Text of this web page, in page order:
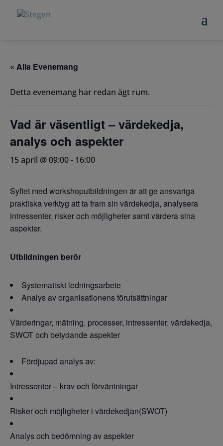
« Alla Evenemang
Detta evenemang har redan ägt rum.
Vad är väsentligt – värdekedja,
analys och aspekter
15 april @ 09:00- 16:00
Syftet med workshoputbildningen är att ge ansvariga
praktiska verktyg att ta fram sin värdekedja, analysera
intressenter, risker och möjligheter samt värdera sina
aspekter.
Utbildningen berör
Systematiskt ledningsarbete
Analys av organisationens förutsättningar
Värderingar, mätning, processer, intressenter, värdekedja,
SWOT och betydande aspekter
Fördjupad analys av:
Intressenter – krav och förväntningar
Risker och möjligheter i värdekedjan(SWOT)
Analys och bedömning av aspekter